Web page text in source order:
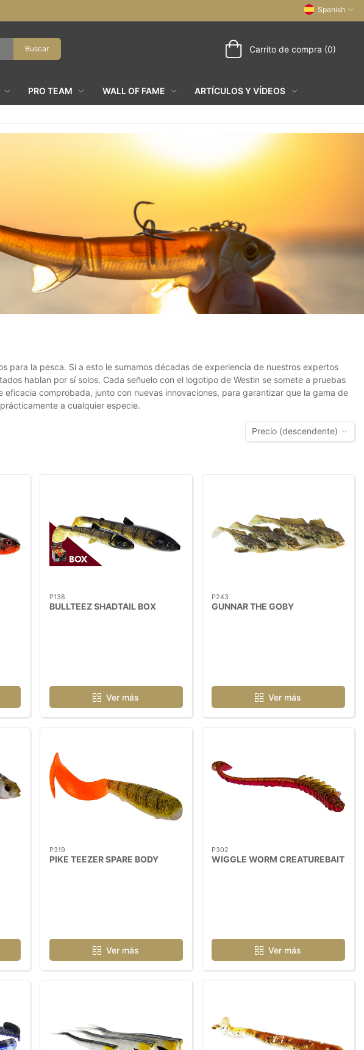
Spanish
Buscar Carrito de compra (0)
PRO TEAM WALL OF FAME ARTÍCULOS Y VÍDEOS
​​para la pesca. Si a esto le sumamos décadas de experiencia de nuestros expertos
hablan por sí solos. Cada señuelo con el logotipo de Westin se somete a pruebas
comprobada, junto con nuevas innovaciones, para garantizar que la gama de
a cualquier especie.
Precio (descendente)
P138
BULLTEEZ SHADTAIL BOX
Ver más
P243
GUNNAR THE GOBY
Ver más
P319
PIKE TEEZER SPARE BODY
Ver más
P302
WIGGLE WORM CREATUREBAIT
Ver más